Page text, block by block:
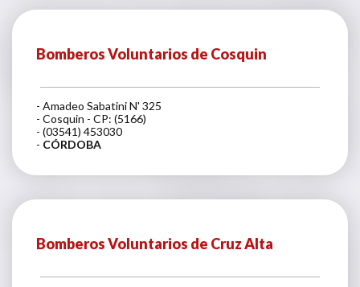
Bomberos Voluntarios de Cosquin
- Amadeo Sabatini N' 325
- Cosquin - CP: (5166)
- (03541) 453030
- CÓRDOBA
Bomberos Voluntarios de Cruz Alta